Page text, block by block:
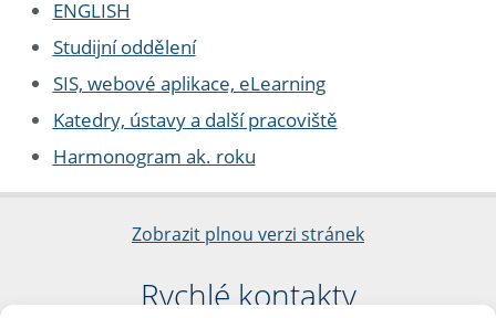
ENGLISH
Studijní oddělení
SIS, webové aplikace, eLearning
Katedry, ústavy a další pracoviště
Harmonogram ak. roku
Zobrazit plnou verzi stránek
Rychlé kontakty